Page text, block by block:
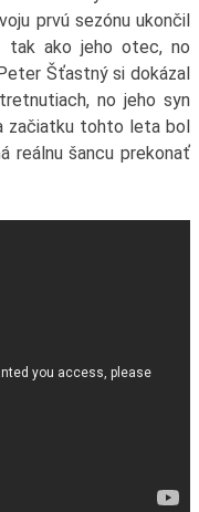
prvú sezónu ukončil
tak ako jeho otec, no
Šťastný si dokázal
no jeho syn
začiatku tohto leta bol
reálnu šancu prekonať